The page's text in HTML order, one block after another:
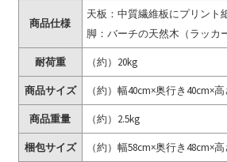
商品仕様
天板：中質繊維板にプリント
脚：バーチの天然木（ラッカ
耐荷重 （約）20kg
商品サイズ （約）幅40cm×奥行き40cm×
商品重量 （約）2.5kg
梱包サイズ （約）幅58cm×奥行き48cm×